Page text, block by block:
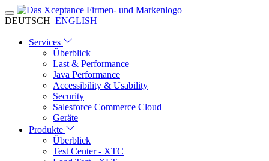
DEUTSCH ENGLISH
Services
Überblick
Last & Performance
Java Performance
Accessibility & Usability
Security
Salesforce Commerce Cloud
Geräte
Produkte
Überblick
Test Center - XTC